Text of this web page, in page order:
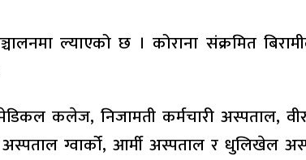
ल्याएको छ । कोराना संक्रमित
कलेज, निजामती कर्मचारी अस्पताल,
ग्वार्को, आर्मी अस्पताल र धुलिखेल